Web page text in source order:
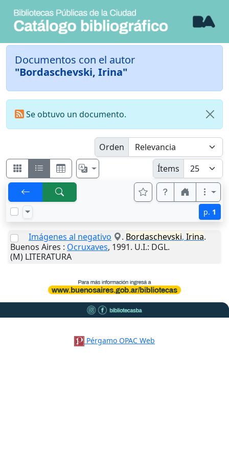
Documentos con el autor
"Bordaschevski, Irina"
Se obtuvo un documento.
Orden
Ítems
p. 1
Imágenes al negativo . Bordaschevski, Irina.
Buenos Aires : Ocruxaves, 1991. U.I.: DGL.
(M) LITERATURA
Pérgamo OPAC Web